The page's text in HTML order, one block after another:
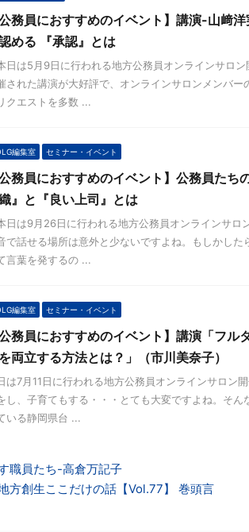
公務員におすすめのイベント】講演-山﨑
める 『承認』とは
日は5月9日に行われる地方公務員オンラインサロ
された講演が大好評で、オンラインサロンメンバ
クエストを多数 ...
編集室 セミナー・イベント
公務員におすすめのイベント】公務員た
』と『良い上司』とは
日は9月26日に行われる地方公務員オンラインサ
で話せる場所は意外と少ないですよね。もしかし
言葉を発するの ...
編集室 セミナー・イベント
公務員におすすめのイベント】講演「フ
両立する方法とは？」（市川美奈子）
は7月11日に行われる地方公務員オンラインサロン
し、子育てもする・・・とても大変ですよね。そ
いる静岡県台 ...
職員たち-高倉万記子
方創生ここだけの話【Vol.77】 巻頭言